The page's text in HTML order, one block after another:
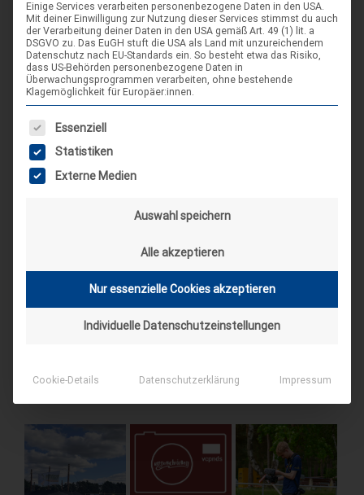
DIE NÄCHSTEN VERANSTALTUNGEN
ARR|JEL Sommertreffen 2026
21. Aug. 26
Blankenburg (Harz)-Wienrode
Sep.
Spieleseminar - Werde zur Spielfigur“ -
Spiele im XXL-Format
4. Sep. 26
Suderburg
Einige Services verarbeiten personenbezogene Daten in den USA.
Mit deiner Einwilligung zur Nutzung dieser Services stimmst du auch
der Verarbeitung deiner Daten in den USA gemäß Art. 49 (1) lit. a
DSGVO zu. Das EuGH stuft die USA als Land mit unzureichendem
Datenschutz nach EU-Standards ein. So besteht etwa das Risiko,
dass US-Behörden personenbezogene Daten in
Überwachungsprogrammen verarbeiten, ohne bestehende
Klagemöglichkeit für Europäer:innen.
Es folgt eine Liste der Service-Gruppen, für die eine
Essenziell
Statistiken
Externe Medien
Auswahl speichern
Alle akzeptieren
Nur essenzielle Cookies akzeptieren
Individuelle Datenschutzeinstellungen
Cookie-Details Datenschutzerklärung Impressum